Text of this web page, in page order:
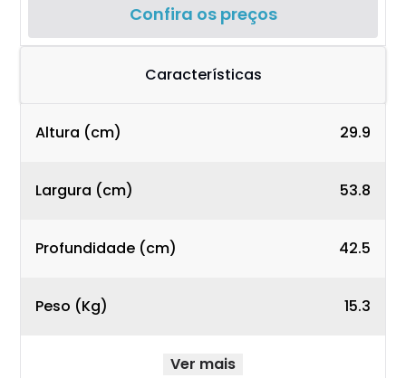
Confira os preços
Características
Altura (cm) 29.9
Largura (cm) 53.8
Profundidade (cm) 42.5
Peso (Kg) 15.3
Ver mais